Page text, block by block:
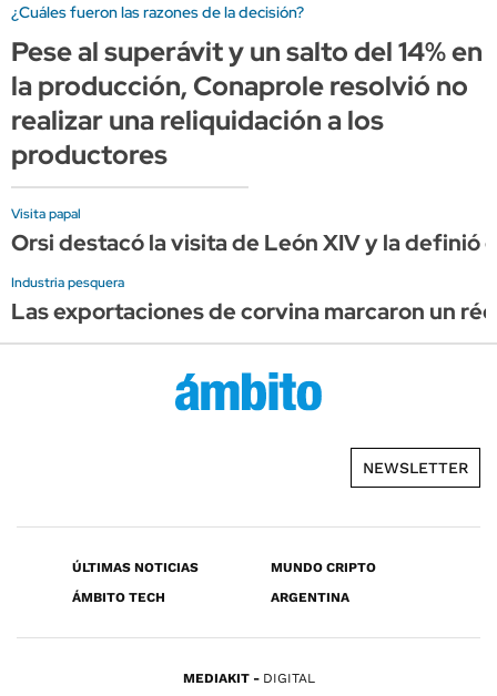
¿Cuáles fueron las razones de la decisión?
Pese al superávit y un salto del 14% en
la producción, Conaprole resolvió no
realizar una reliquidación a los
productores
Visita papal
Orsi destacó la visita de León XIV y la definió
Industria pesquera
Las exportaciones de corvina marcaron un
NEWSLETTER
ÚLTIMAS NOTICIAS
MUNDO CRIPTO
ÁMBITO TECH
ARGENTINA
MEDIAKIT DIGITAL